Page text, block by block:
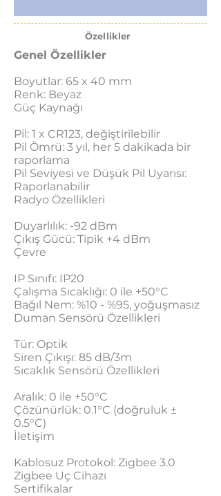
Özellikler
Genel Özellikler
Boyutlar: 65 x 40 mm
Renk: Beyaz
Güç Kaynağı
Pil: 1 x CR123, değiştirilebilir
Pil Ömrü: 3 yıl, her 5 dakikada bir
raporlama
Pil Seviyesi ve Düşük Pil Uyarısı:
Raporlanabilir
Radyo Özellikleri
Duyarlılık: -92 dBm
Çıkış Gücü: Tipik +4 dBm
Çevre
IP Sınıfı: IP20
Çalışma Sıcaklığı: 0 ile +50°C
Bağıl Nem: %10 - %95, yoğuşmasız
Duman Sensörü Özellikleri
Tür: Optik
Siren Çıkışı: 85 dB/3m
Sıcaklık Sensörü Özellikleri
Aralık: 0 ile +50°C
Çözünürlük: 0.1°C (doğruluk ±
0.5°C)
İletişim
Kablosuz Protokol: Zigbee 3.0
Zigbee Uç Cihazı
Sertifikalar